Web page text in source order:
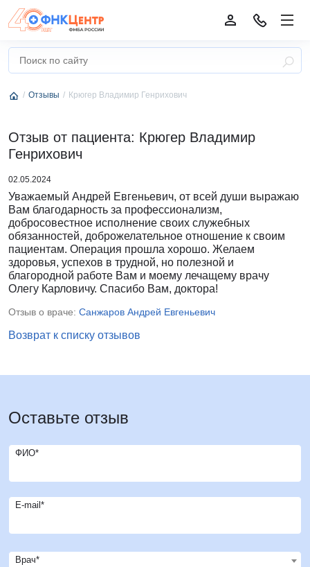
Отзывы Крюгер Владимир Генрихович
Отзыв от пациента: Крюгер Владимир
Генрихович
02.05.2024
Уважаемый Андрей Евгеньевич, от всей души выражаю
Вам благодарность за профессионализм,
добросовестное исполнение своих служебных
обязанностей, доброжелательное отношение к своим
пациентам. Операция прошла хорошо. Желаем
здоровья, успехов в трудной, но полезной и
благородной работе Вам и моему лечащему врачу
Олегу Карловичу. Спасибо Вам, доктора!
Отзыв о враче: Санжаров Андрей Евгеньевич
Возврат к списку отзывов
Оставьте отзыв
ФИО*
E-mail*
Врач*